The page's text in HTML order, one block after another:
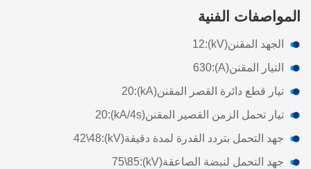
المواصفات الفنية
الجهد المقنن(kV)
:
12
التيار المقنن(A)
:
630
تيار قطع دائرة القصر المقنن(kA)
:
20
تيار تحمل الزمن القصير المقنن(kA/4s)
:
20
جهد التحمل بتردد القدرة لمدة دقيقة(kV)
:
42\48
جهد التحمل لنبضة الصاعقة(kV)
:
75\85